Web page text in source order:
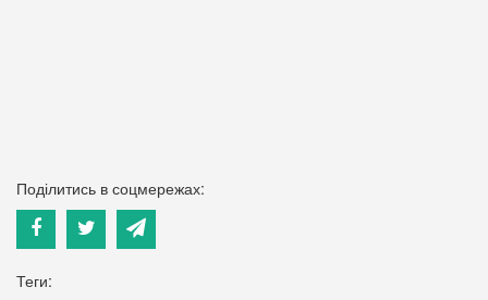
Поділитись в соцмережах:
Теги: